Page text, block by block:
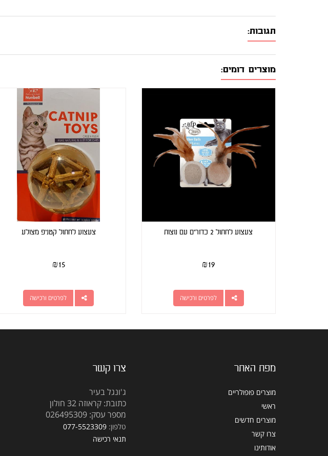
תגובות:
מוצרים דומים:
צעצוע לחתול 2 כדורים עם נוצות
₪19
לפרטים ורכישה
צעצוע לחתול קטניפ מצולע
₪15
לפרטים ורכישה
מפת האתר
מוצרים פופולריים
ראשי
מוצרים חדשים
צרו קשר
אודותינו
צרו קשר
ג'ונגל בעיר
כתובת: קראוזה 32 חולון
מספר עסק: 026495309
טלפון: 077-5523309
תנאי רכישה